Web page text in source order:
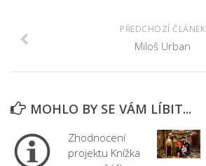
PŘEDCHOZÍ ČLÁNEK
Miloš Urban
MOHLO BY SE VÁM LÍBIT...
Zhodnocení
projektu Knížka